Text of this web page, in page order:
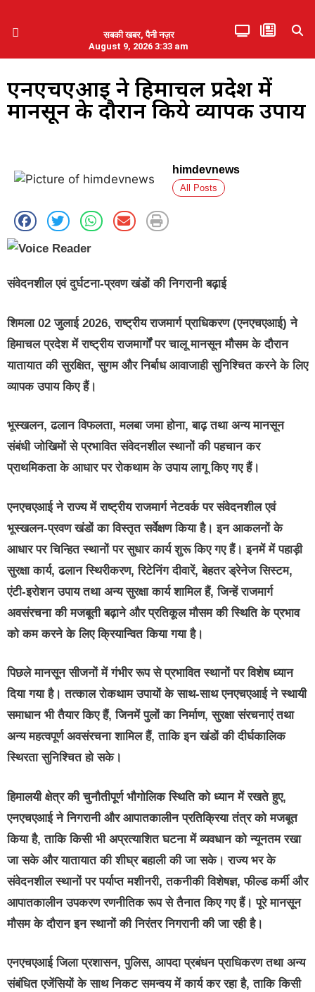
सबकी खबर, पैनी नज़र
August 9, 2026 3:33 am
एनएचएआई ने हिमाचल प्रदेश में
मानसून के दौरान किये व्यापक उपाय
himdevnews
All Posts
संवेदनशील एवं दुर्घटना-प्रवण खंडों की निगरानी बढ़ाई
शिमला 02 जुलाई 2026, राष्ट्रीय राजमार्ग प्राधिकरण (एनएचएआई) ने
हिमाचल प्रदेश में राष्ट्रीय राजमार्गों पर चालू मानसून मौसम के दौरान
यातायात की सुरक्षित, सुगम और निर्बाध आवाजाही सुनिश्चित करने के लिए
व्यापक उपाय किए हैं।
भूस्खलन, ढलान विफलता, मलबा जमा होना, बाढ़ तथा अन्य मानसून
संबंधी जोखिमों से प्रभावित संवेदनशील स्थानों की पहचान कर
प्राथमिकता के आधार पर रोकथाम के उपाय लागू किए गए हैं।
एनएचएआई ने राज्य में राष्ट्रीय राजमार्ग नेटवर्क पर संवेदनशील एवं
भूस्खलन-प्रवण खंडों का विस्तृत सर्वेक्षण किया है। इन आकलनों के
आधार पर चिन्हित स्थानों पर सुधार कार्य शुरू किए गए हैं। इनमें में पहाड़ी
सुरक्षा कार्य, ढलान स्थिरीकरण, रिटेनिंग दीवारें, बेहतर ड्रेनेज सिस्टम,
एंटी-इरोशन उपाय तथा अन्य सुरक्षा कार्य शामिल हैं, जिन्हें राजमार्ग
अवसंरचना की मजबूती बढ़ाने और प्रतिकूल मौसम की स्थिति के प्रभाव
को कम करने के लिए क्रियान्वित किया गया है।
पिछले मानसून सीजनों में गंभीर रूप से प्रभावित स्थानों पर विशेष ध्यान
दिया गया है। तत्काल रोकथाम उपायों के साथ-साथ एनएचएआई ने स्थायी
समाधान भी तैयार किए हैं, जिनमें पुलों का निर्माण, सुरक्षा संरचनाएं तथा
अन्य महत्वपूर्ण अवसंरचना शामिल हैं, ताकि इन खंडों की दीर्घकालिक
स्थिरता सुनिश्चित हो सके।
हिमालयी क्षेत्र की चुनौतीपूर्ण भौगोलिक स्थिति को ध्यान में रखते हुए,
एनएचएआई ने निगरानी और आपातकालीन प्रतिक्रिया तंत्र को मजबूत
किया है, ताकि किसी भी अप्रत्याशित घटना में व्यवधान को न्यूनतम रखा
जा सके और यातायात की शीघ्र बहाली की जा सके। राज्य भर के
संवेदनशील स्थानों पर पर्याप्त मशीनरी, तकनीकी विशेषज्ञ, फील्ड कर्मी और
आपातकालीन उपकरण रणनीतिक रूप से तैनात किए गए हैं। पूरे मानसून
मौसम के दौरान इन स्थानों की निरंतर निगरानी की जा रही है।
एनएचएआई जिला प्रशासन, पुलिस, आपदा प्रबंधन प्राधिकरण तथा अन्य
संबंधित एजेंसियों के साथ निकट समन्वय में कार्य कर रहा है, ताकि किसी